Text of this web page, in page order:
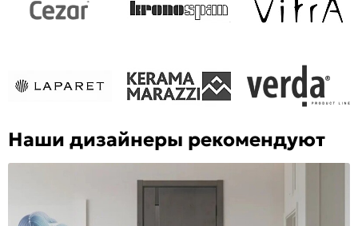
Наши дизайнеры рекомендуют